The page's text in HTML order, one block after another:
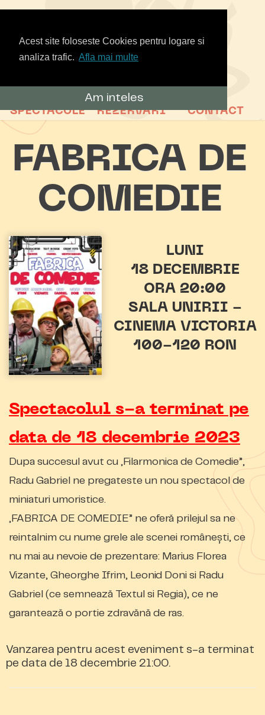
Acest site foloseste Cookies pentru logare si
analiza trafic. Afla mai multe
Am inteles
SPECTACOLE REZERVARI CONTACT
FABRICA DE
COMEDIE
LUNI
18 DECEMBRIE
ORA 20:00
SALA UNIRII -
CINEMA VICTORIA
100-120 RON
Spectacolul s-a terminat pe
data de 18 decembrie 2023
Dupa succesul avut cu „Filarmonica de Comedie”,
Radu Gabriel ne pregateste un nou spectacol de
miniaturi umoristice.
„FABRICA DE COMEDIE” ne oferă prilejul sa ne
reintalnim cu nume grele ale scenei românești, ce
nu mai au nevoie de prezentare: Marius Florea
Vizante, Gheorghe Ifrim, Leonid Doni si Radu
Gabriel (ce semnează Textul si Regia), ce ne
garantează o portie zdravănă de ras.
Vanzarea pentru acest eveniment s-a terminat
pe data de 18 decembrie 21:00.